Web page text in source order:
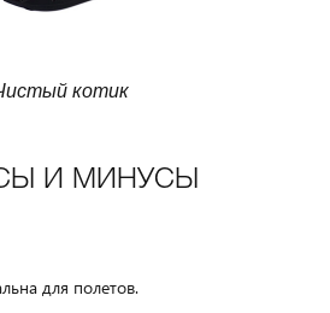
котик
И МИНУСЫ
для полетов.